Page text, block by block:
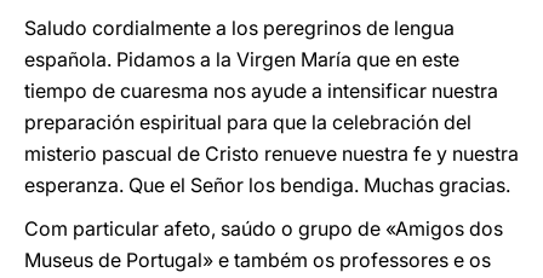
Saludo cordialmente a los peregrinos de lengua
española. Pidamos a la Virgen María que en este
tiempo de cuaresma nos ayude a intensificar nuestra
preparación espiritual para que la celebración del
misterio pascual de Cristo renueve nuestra fe y nuestra
esperanza. Que el Señor los bendiga. Muchas gracias.
Com particular afeto, saúdo o grupo de «Amigos dos
Museus de Portugal» e também os professores e os